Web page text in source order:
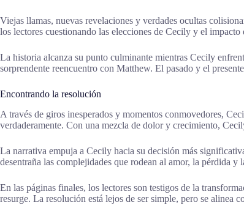
Viejas llamas, nuevas revelaciones y verdades ocultas
los lectores cuestionando las elecciones de Cecily y el impacto
La historia alcanza su punto culminante mientras Cecily
sorprendente reencuentro con Matthew. El pasado y el
Encontrando la resolución
A través de giros inesperados y momentos conmovedores,
verdaderamente. Con una mezcla de dolor y crecimiento,
La narrativa empuja a Cecily hacia su decisión más
desentraña las complejidades que rodean al amor, la pérdida y
En las páginas finales, los lectores son testigos de la
resurge. La resolución está lejos de ser simple, pero se alinea